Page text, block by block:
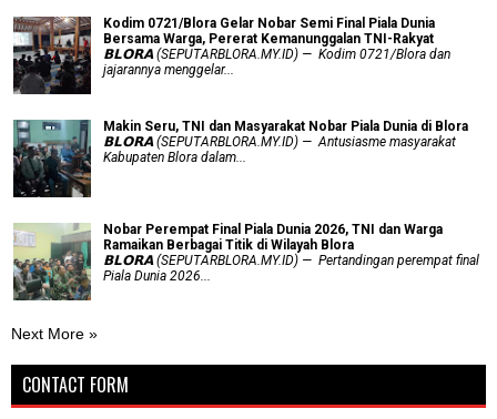
Kodim 0721/Blora Gelar Nobar Semi Final Piala Dunia
Bersama Warga, Pererat Kemanunggalan TNI-Rakyat
𝗕𝗟𝗢𝗥𝗔 (SEPUTARBLORA.MY.ID) — Kodim 0721/Blora dan
jajarannya menggelar...
Makin Seru, TNI dan Masyarakat Nobar Piala Dunia di Blora
𝗕𝗟𝗢𝗥𝗔 (SEPUTARBLORA.MY.ID) — Antusiasme masyarakat
Kabupaten Blora dalam...
Nobar Perempat Final Piala Dunia 2026, TNI dan Warga
Ramaikan Berbagai Titik di Wilayah Blora
𝗕𝗟𝗢𝗥𝗔 (SEPUTARBLORA.MY.ID) — Pertandingan perempat final
Piala Dunia 2026...
Next More »
CONTACT FORM